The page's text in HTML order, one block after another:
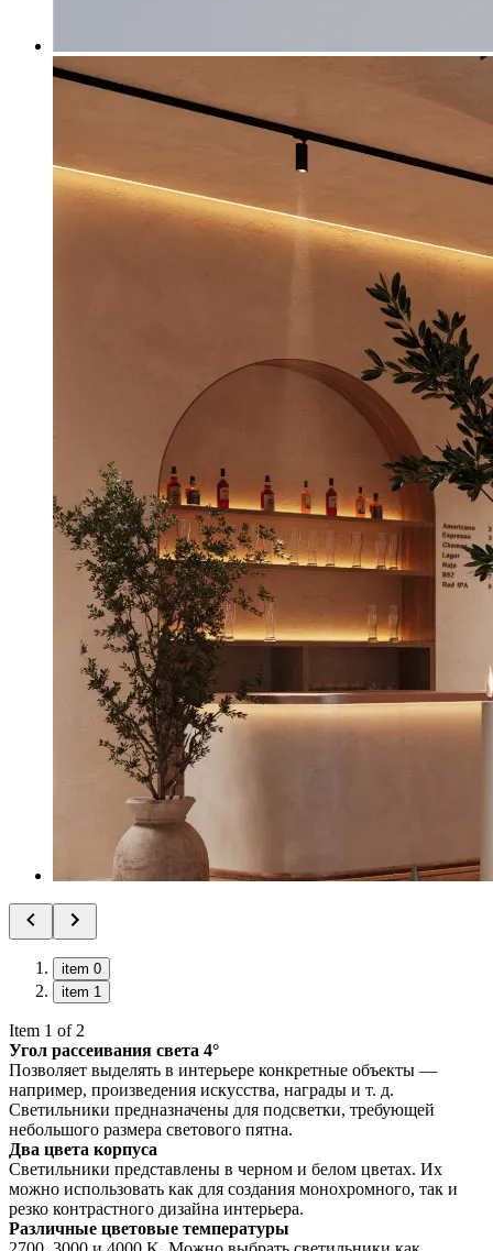
item 0
item 1
Item 1 of 2
Угол рассеивания света 4°
Позволяет выделять в интерьере конкретные объекты —
например, произведения искусства, награды и т. д.
Светильники предназначены для подсветки, требующей
небольшого размера светового пятна.
Два цвета корпуса
Светильники представлены в черном и белом цветах. Их
можно использовать как для создания монохромного, так и
резко контрастного дизайна интерьера.
Различные цветовые температуры